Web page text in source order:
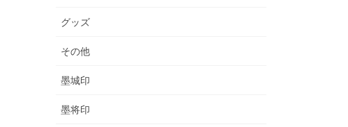
グッズ
その他
墨城印
墨将印